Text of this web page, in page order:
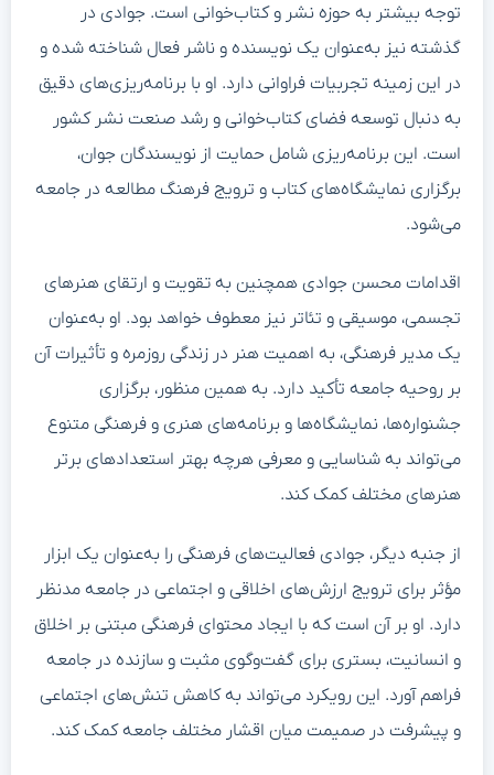
توجه بیشتر به حوزه نشر و کتاب‌خوانی است. جوادی در
گذشته نیز به‌عنوان یک نویسنده و ناشر فعال شناخته شده و
در این زمینه تجربیات فراوانی دارد. او با برنامه‌ریزی‌های دقیق
به دنبال توسعه فضای کتاب‌خوانی و رشد صنعت نشر کشور
است. این برنامه‌ریزی شامل حمایت از نویسندگان جوان،
برگزاری نمایشگاه‌های کتاب و ترویج فرهنگ مطالعه در جامعه
می‌شود.
اقدامات محسن جوادی همچنین به تقویت و ارتقای هنرهای
تجسمی، موسیقی و تئاتر نیز معطوف خواهد بود. او به‌عنوان
یک مدیر فرهنگی، به اهمیت هنر در زندگی روزمره و تأثیرات آن
بر روحیه جامعه تأکید دارد. به همین منظور، برگزاری
جشنواره‌ها، نمایشگاه‌ها و برنامه‌های هنری و فرهنگی متنوع
می‌تواند به شناسایی و معرفی هرچه بهتر استعدادهای برتر
هنرهای مختلف کمک کند.
از جنبه دیگر، جوادی فعالیت‌های فرهنگی را به‌عنوان یک ابزار
مؤثر برای ترویج ارزش‌های اخلاقی و اجتماعی در جامعه مدنظر
دارد. او بر آن است که با ایجاد محتوای فرهنگی مبتنی بر اخلاق
و انسانیت، بستری برای گفت‌وگوی مثبت و سازنده در جامعه
فراهم آورد. این رویکرد می‌تواند به کاهش تنش‌های اجتماعی
و پیشرفت در صمیمت میان اقشار مختلف جامعه کمک کند.